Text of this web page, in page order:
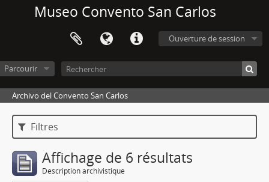
Museo Convento San Carlos
Ouverture de session
Parcourir
Archivo del Convento San Carlos
Filtres
Affichage de 6 résultats
Description archivistique